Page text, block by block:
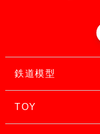
鉄道模型
TOY